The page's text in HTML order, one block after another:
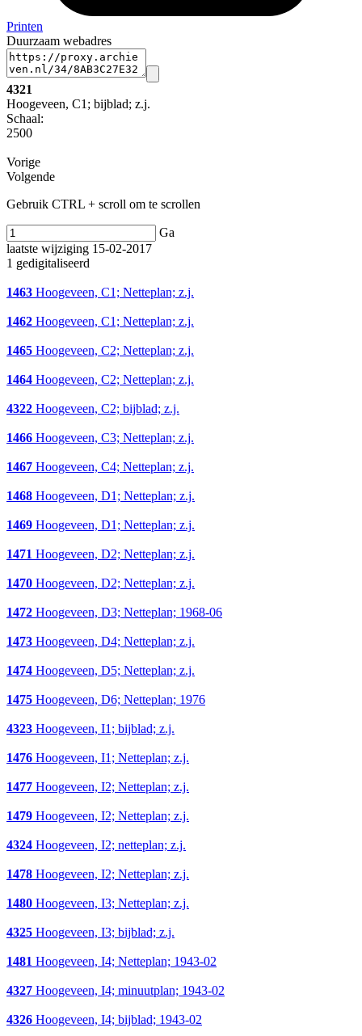
Printen
Duurzaam webadres
4321
Hoogeveen, C1; bijblad; z.j.
Schaal:
2500
Vorige
Volgende
Gebruik CTRL + scroll om te scrollen
Ga
laatste wijziging 15-02-2017
1 gedigitaliseerd
1463 Hoogeveen, C1; Netteplan; z.j.
1462 Hoogeveen, C1; Netteplan; z.j.
1465 Hoogeveen, C2; Netteplan; z.j.
1464 Hoogeveen, C2; Netteplan; z.j.
4322 Hoogeveen, C2; bijblad; z.j.
1466 Hoogeveen, C3; Netteplan; z.j.
1467 Hoogeveen, C4; Netteplan; z.j.
1468 Hoogeveen, D1; Netteplan; z.j.
1469 Hoogeveen, D1; Netteplan; z.j.
1471 Hoogeveen, D2; Netteplan; z.j.
1470 Hoogeveen, D2; Netteplan; z.j.
1472 Hoogeveen, D3; Netteplan; 1968-06
1473 Hoogeveen, D4; Netteplan; z.j.
1474 Hoogeveen, D5; Netteplan; z.j.
1475 Hoogeveen, D6; Netteplan; 1976
4323 Hoogeveen, I1; bijblad; z.j.
1476 Hoogeveen, I1; Netteplan; z.j.
1477 Hoogeveen, I2; Netteplan; z.j.
1479 Hoogeveen, I2; Netteplan; z.j.
4324 Hoogeveen, I2; netteplan; z.j.
1478 Hoogeveen, I2; Netteplan; z.j.
1480 Hoogeveen, I3; Netteplan; z.j.
4325 Hoogeveen, I3; bijblad; z.j.
1481 Hoogeveen, I4; Netteplan; 1943-02
4327 Hoogeveen, I4; minuutplan; 1943-02
4326 Hoogeveen, I4; bijblad; 1943-02